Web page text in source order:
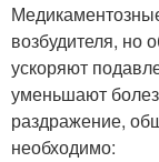
возбудителя, но
ускоряют
уменьшают
раздражение,
необходимо: